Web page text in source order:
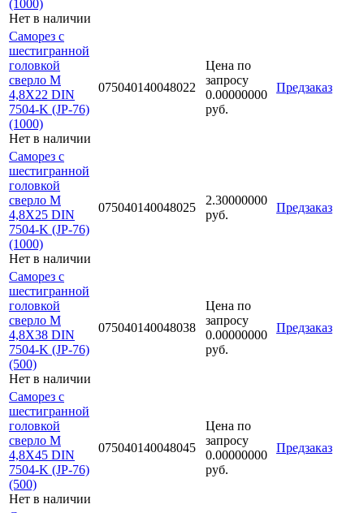
(1000)
Нет в наличии
Саморез с
шестигранной
головкой
сверло М
4,8Х22 DIN
7504-K (JP-76)
(1000)
Нет в наличии
075040140048022
Цена по
запросу
0.00000000
руб.
Предзаказ
Саморез с
шестигранной
головкой
сверло М
4,8Х25 DIN
7504-K (JP-76)
(1000)
Нет в наличии
075040140048025
2.30000000
руб.
Предзаказ
Саморез с
шестигранной
головкой
сверло М
4,8Х38 DIN
7504-K (JP-76)
(500)
Нет в наличии
075040140048038
Цена по
запросу
0.00000000
руб.
Предзаказ
Саморез с
шестигранной
головкой
сверло М
4,8Х45 DIN
7504-K (JP-76)
(500)
Нет в наличии
075040140048045
Цена по
запросу
0.00000000
руб.
Предзаказ